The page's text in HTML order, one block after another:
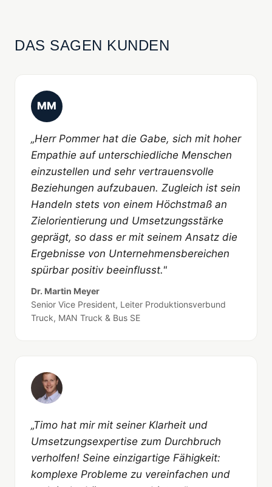
DAS SAGEN KUNDEN
MM
„Herr Pommer hat die Gabe, sich mit hoher
Empathie auf unterschiedliche Menschen
einzustellen und sehr vertrauensvolle
Beziehungen aufzubauen. Zugleich ist sein
Handeln stets von einem Höchstmaß an
Zielorientierung und Umsetzungsstärke
geprägt, so dass er mit seinem Ansatz die
Ergebnisse von Unternehmensbereichen
spürbar positiv beeinflusst."
Dr. Martin Meyer
Senior Vice President, Leiter Produktionsverbund
Truck, MAN Truck & Bus SE
„Timo hat mir mit seiner Klarheit und
Umsetzungsexpertise zum Durchbruch
verholfen! Seine einzigartige Fähigkeit:
komplexe Probleme zu vereinfachen und